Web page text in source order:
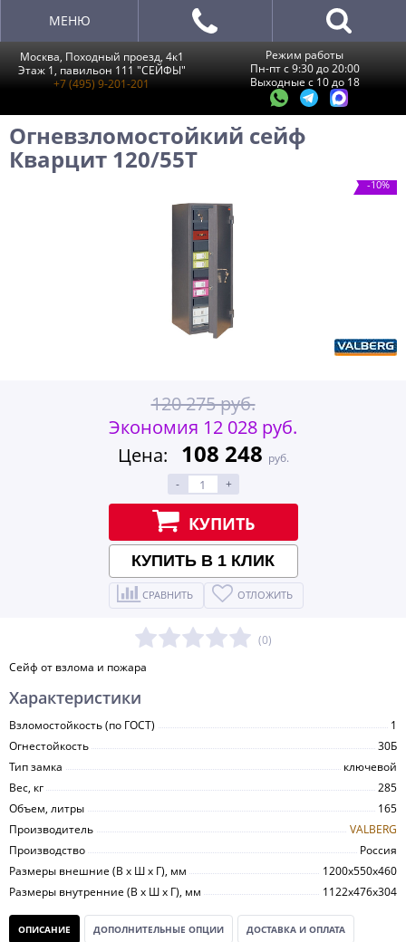
Москва, Походный проезд, 4к1
Этаж 1, павильон 111 "СЕЙФЫ"
+7 (495) 9-201-201
Режим работы
Пн-пт с 9:30 до 20:00
Выходные с 10 до 18
МЕНЮ
Огневзломостойкий сейф
Кварцит 120/55T
-10%
120 275 руб.
Экономия 12 028 руб.
Цена:
108 248 руб.
-
+
КУПИТЬ
КУПИТЬ В 1 КЛИК
СРАВНИТЬ ОТЛОЖИТЬ
(0)
Сейф от взлома и пожара
Характеристики
Взломостойкость (по ГОСТ)
1
Огнестойкость
30Б
Тип замка
ключевой
Вес, кг
285
Объем, литры
165
Производитель
VALBERG
Производство
Россия
Размеры внешние (В х Ш х Г), мм
1200х550х460
Размеры внутренние (В х Ш х Г), мм
1122х476х304
ОПИСАНИЕ ДОПОЛНИТЕЛЬНЫЕ ОПЦИИ ДОСТАВКА И ОПЛАТА